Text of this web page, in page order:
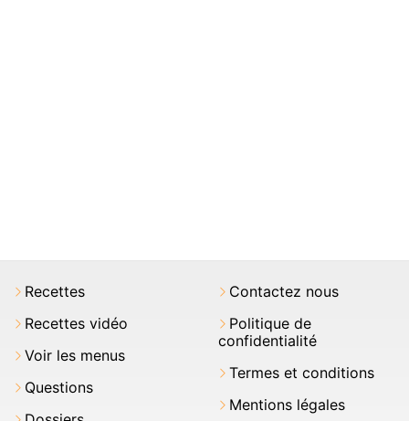
Recettes
Recettes vidéo
Voir les menus
Questions
Contactez nous
Politique de
confidentialité
Termes et conditions
Mentions légales